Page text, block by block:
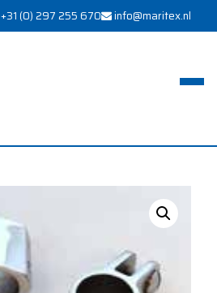
+31 (0) 297 255 670 info@maritex.nl